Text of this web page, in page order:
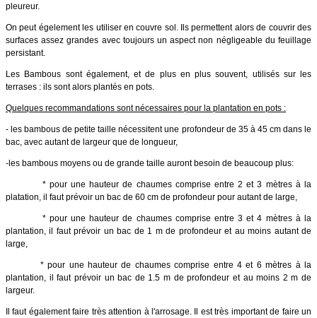
pleureur.
On peut égelement les utiliser en couvre sol. Ils permettent alors de couvrir des
surfaces assez grandes avec toujours un aspect non négligeable du feuillage
persistant.
Les Bambous sont également, et de plus en plus souvent, utilisés sur les
terrases : ils sont alors plantés en pots.
Quelques recommandations sont nécessaires pour la plantation en pots :
- les bambous de petite taille nécessitent une profondeur de 35 à 45 cm dans le
bac, avec autant de largeur que de longueur,
-les bambous moyens ou de grande taille auront besoin de beaucoup plus:
* pour une hauteur de chaumes comprise entre 2 et 3 mètres à la
platation, il faut prévoir un bac de 60 cm de profondeur pour autant de large,
* pour une hauteur de chaumes comprise entre 3 et 4 mètres à la
plantation, il faut prévoir un bac de 1 m de profondeur et au moins autant de
large,
* pour une hauteur de chaumes comprise entre 4 et 6 mètres à la
plantation, il faut prévoir un bac de 1.5 m de profondeur et au moins 2 m de
largeur.
Il faut également faire très attention à l'arrosage. Il est très important de faire un